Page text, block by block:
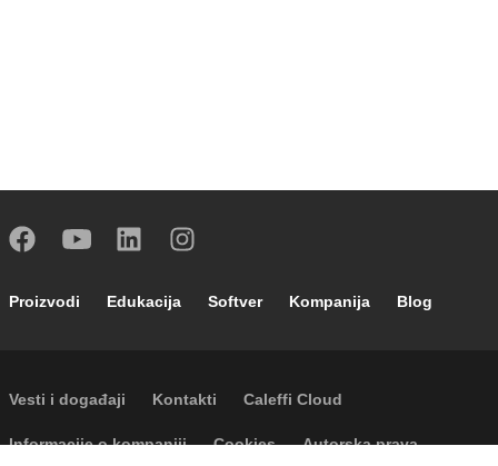
Footer main navigation
Proizvodi Edukacija Softver Kompanija Blog
Footer secondary navigation
Vesti i događaji Kontakti Caleffi Cloud
Footer menu
Informacije o kompaniji Cookies Autorska prava